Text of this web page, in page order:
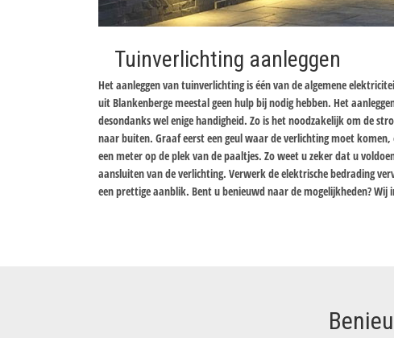
Tuinverlichting aanleggen
Het aanleggen van tuinverlichting is één van de algemene
uit Blankenberge meestal geen hulp bij nodig hebben. Het
desondanks wel enige handigheid. Zo is het noodzakelijk om de
naar buiten. Graaf eerst een geul waar de verlichting moet komen,
een meter op de plek van de paaltjes. Zo weet u zeker dat u
aansluiten van de verlichting. Verwerk de elektrische bedrading
een prettige aanblik. Bent u benieuwd naar de mogelijkheden? Wij